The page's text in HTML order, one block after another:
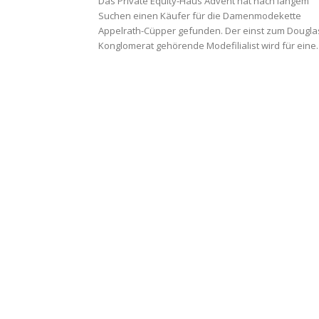
Suchen einen Käufer für die Damenmodekette
Appelrath-Cüpper gefunden. Der einst zum
Konglomerat gehörende Modefilialist wird für